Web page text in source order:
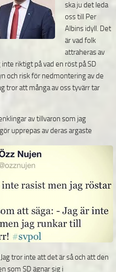
ska ju det leda
oss till Per
Albins idyll. Det
är vad folk
attraheras av
riktigt på vad en röst på SD
och risk för nedmontering av de
tror att många av oss tyvärr tar
av tillvaron som jag
upprepas av deras argaste
tror inte att det är så och att den
som SD ägnar sig i